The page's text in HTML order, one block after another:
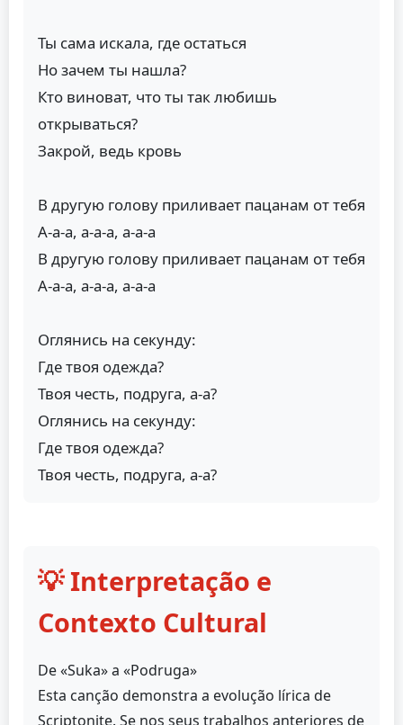
Ты сама искала, где остаться
Но зачем ты нашла?
Кто виноват, что ты так любишь
открываться?
Закрой, ведь кровь
В другую голову приливает пацанам от тебя
А-а-а, а-а-а, а-а-а
В другую голову приливает пацанам от тебя
А-а-а, а-а-а, а-а-а
Оглянись на секунду:
Где твоя одежда?
Твоя честь, подруга, а-а?
Оглянись на секунду:
Где твоя одежда?
Твоя честь, подруга, а-а?
💡 Interpretação e
Contexto Cultural
De «Suka» a «Podruga»
Esta canção demonstra a evolução lírica de
Scriptonite. Se nos seus trabalhos anteriores de